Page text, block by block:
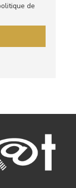
de